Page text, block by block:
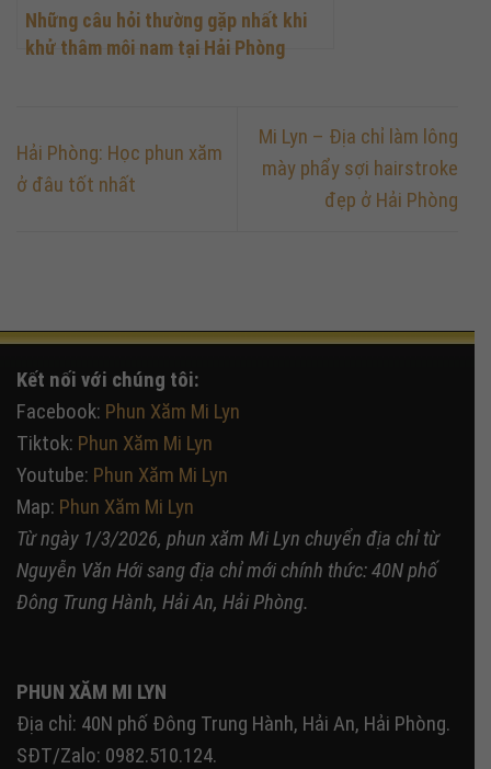
Những câu hỏi thường gặp nhất khi
khử thâm môi nam tại Hải Phòng
Hải Phòng: Học phun xăm
ở đâu tốt nhất
Mi Lyn – Địa chỉ làm lông
mày phẩy sợi hairstroke
đẹp ở Hải Phòng
Kết nối với chúng tôi:
Facebook: Phun Xăm Mi Lyn
Tiktok: Phun Xăm Mi Lyn
Youtube: Phun Xăm Mi Lyn
Map: Phun Xăm Mi Lyn
Từ ngày 1/3/2026, phun xăm Mi Lyn chuyển địa chỉ từ
Nguyễn Văn Hới sang địa chỉ mới chính thức: 40N phố
Đông Trung Hành, Hải An, Hải Phòng.
PHUN XĂM MI LYN
Địa chỉ: 40N phố Đông Trung Hành, Hải An, Hải Phòng.
SĐT/Zalo: 0982.510.124.